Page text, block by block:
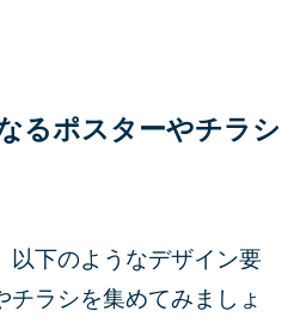
るポスターやチラシ
以下のようなデザイン要
チラシを集めてみましょ